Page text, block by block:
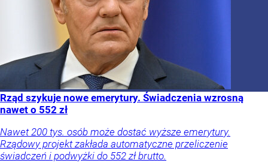
Rząd szykuje nowe emerytury. Świadczenia wzrosną
nawet o 552 zł
Nawet 200 tys. osób może dostać wyższe emerytury.
Rządowy projekt zakłada automatyczne przeliczenie
świadczeń i podwyżki do 552 zł brutto.